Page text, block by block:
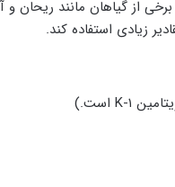
زیادی استفاده کند.